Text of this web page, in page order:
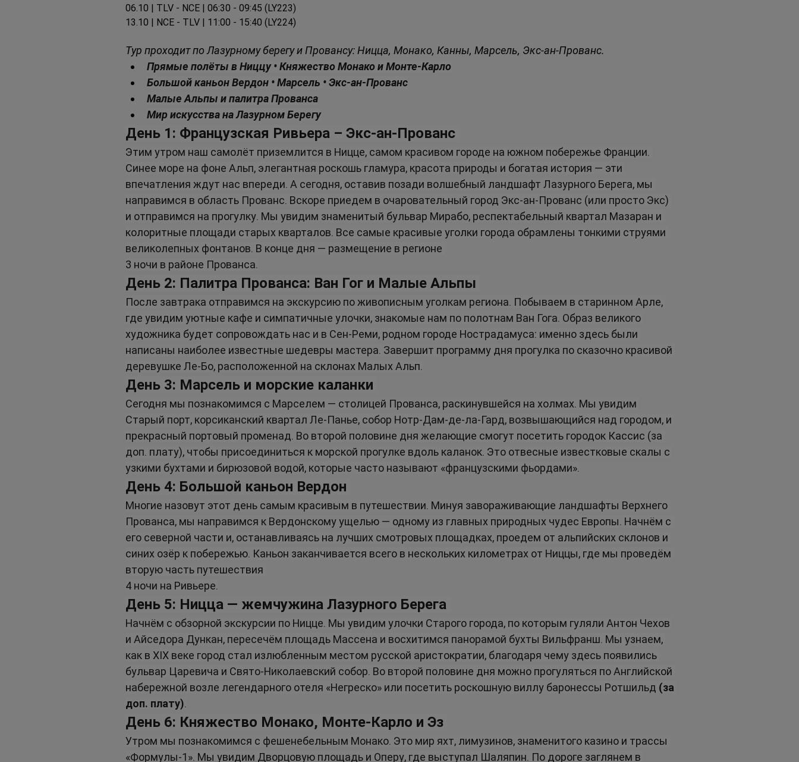
06.10 | TLV - NCE | 06:30 - 09:45 (LY223)
13.10 | NCE - TLV | 11:00 - 15:40 (LY224)
Тур проходит по Лазурному берегу и Провансу: Ницца, Монако, Канны, Марсель, Экс-ан-Прованс.
Прямые полёты в Ниццу • Княжество Монако и Монте-Карло
Большой каньон Вердон • Марсель • Экс-ан-Прованс
Малые Альпы и палитра Прованса
Мир искусства на Лазурном Берегу
День 1: Французская Ривьера – Экс-ан-Прованс
Этим утром наш самолёт приземлится в Ницце, самом красивом городе на южном побережье Франции.
Синее море на фоне Альп, элегантная роскошь гламура, красота природы и богатая история — эти
впечатления ждут нас впереди. А сегодня, оставив позади волшебный ландшафт Лазурного Берега, мы
направимся в область Прованс. Вскоре приедем в очаровательный город Экс-ан-Прованс (или просто Экс)
и отправимся на прогулку. Мы увидим знаменитый бульвар Мирабо, респектабельный квартал Мазаран и
колоритные площади старых кварталов. Все самые красивые уголки города обрамлены тонкими струями
великолепных фонтанов. В конце дня — размещение в регионе
3 ночи в районе Прованса.
День 2: Палитра Прованса: Ван Гог и Малые Альпы
После завтрака отправимся на экскурсию по живописным уголкам региона. Побываем в старинном Арле,
где увидим уютные кафе и симпатичные улочки, знакомые нам по полотнам Ван Гога. Образ великого
художника будет сопровождать нас и в Сен-Реми, родном городе Нострадамуса: именно здесь были
написаны наиболее известные шедевры мастера. Завершит программу дня прогулка по сказочно красивой
деревушке Ле-Бо, расположенной на склонах Малых Альп.
День 3: Марсель и морские каланки
Сегодня мы познакомимся с Марселем — столицей Прованса, раскинувшейся на холмах. Мы увидим
Старый порт, корсиканский квартал Ле-Панье, собор Нотр-Дам-де-ла-Гард, возвышающийся над городом, и
прекрасный портовый променад. Во второй половине дня желающие смогут посетить городок Кассис (за
доп. плату), чтобы присоединиться к морской прогулке вдоль каланок. Это отвесные известковые скалы с
узкими бухтами и бирюзовой водой, которые часто называют «французскими фьордами».
День 4: Большой каньон Вердон
Многие назовут этот день самым красивым в путешествии. Минуя завораживающие ландшафты Верхнего
Прованса, мы направимся к Вердонскому ущелью — одному из главных природных чудес Европы. Начнём с
его северной части и, останавливаясь на лучших смотровых площадках, проедем от альпийских склонов и
синих озёр к побережью. Каньон заканчивается всего в нескольких километрах от Ниццы, где мы проведём
вторую часть путешествия
4 ночи на Ривьере.
День 5: Ницца — жемчужина Лазурного Берега
Начнём с обзорной экскурсии по Ницце. Мы увидим улочки Старого города, по которым гуляли Антон Чехов
и Айседора Дункан, пересечём площадь Массена и восхитимся панорамой бухты Вильфранш. Мы узнаем,
как в XIX веке город стал излюбленным местом русской аристократии, благодаря чему здесь появились
бульвар Царевича и Свято-Николаевский собор. Во второй половине дня можно прогуляться по Английской
набережной возле легендарного отеля «Негреско» или посетить роскошную виллу баронессы Ротшильд (за
доп. плату).
День 6: Княжество Монако, Монте-Карло и Эз
Утром мы познакомимся с фешенебельным Монако. Это мир яхт, лимузинов, знаменитого казино и трассы
«Формулы-1». Мы увидим Дворцовую площадь и Оперу, где выступал Шаляпин. По дороге заглянем в